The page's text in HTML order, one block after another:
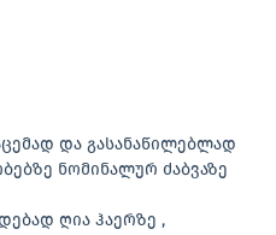
და გასანაწილებლად
ნომინალურ ძაბვაზე
ღია ჰაერზე ,